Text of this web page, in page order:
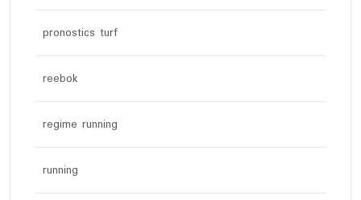
pronostics turf
reebok
regime running
running